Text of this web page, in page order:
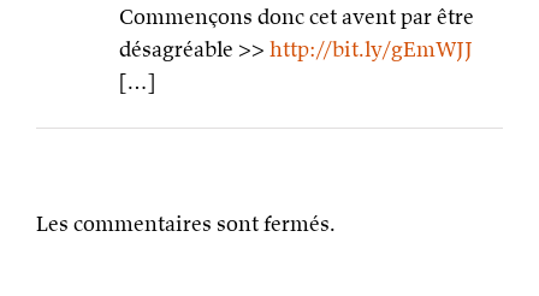
Commençons donc cet avent par être
désagréable >> http://bit.ly/gEmWJJ
[…]
Les commentaires sont fermés.